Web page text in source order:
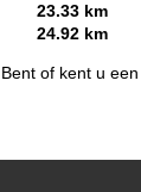
23.33 km
24.92 km
Bent of kent u